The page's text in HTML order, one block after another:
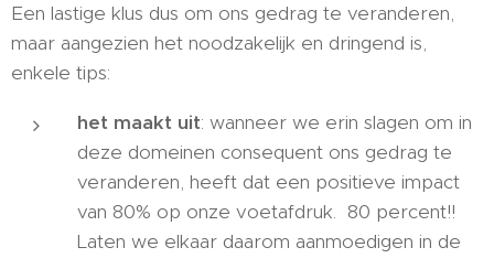
Een lastige klus dus om ons gedrag te veranderen,
maar aangezien het noodzakelijk en dringend is,
enkele tips:
het maakt uit: wanneer we erin slagen om in
deze domeinen consequent ons gedrag te
veranderen, heeft dat een positieve impact
van 80% op onze voetafdruk. 80 percent!!
Laten we elkaar daarom aanmoedigen in de